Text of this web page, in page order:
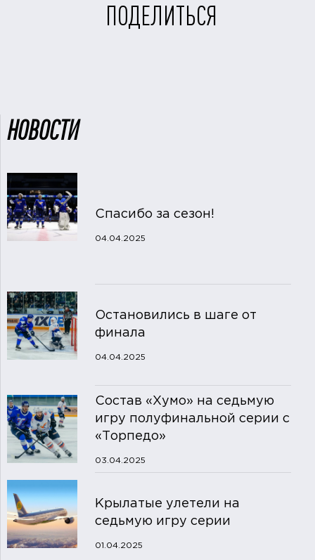
ПОДЕЛИТЬСЯ
НОВОСТИ
Спасибо за сезон!
04.04.2025
Остановились в шаге от
финала
04.04.2025
Состав «Хумо» на седьмую
игру полуфинальной серии с
«Торпедо»
03.04.2025
Крылатые улетели на
седьмую игру серии
01.04.2025